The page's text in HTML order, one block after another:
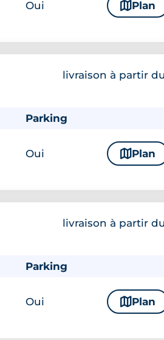
Oui 🗞 Plan
livraison à partir du
Parking
Oui 🗞 Plan
livraison à partir du
Parking
Oui 🗞 Plan